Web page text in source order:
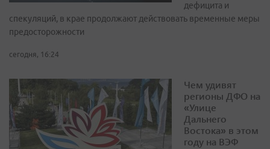
дефицита и
спекуляций, в крае продолжают действовать временные меры
предосторожности
сегодня, 16:24
Чем удивят
регионы ДФО на
«Улице
Дальнего
Востока» в этом
году на ВЭФ